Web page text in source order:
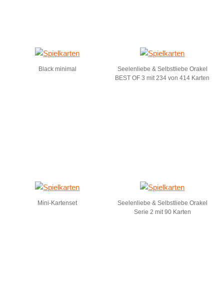
Black minimal
Seelenliebe & Selbstliebe Orakel
BEST OF 3 mit 234 von 414 Karten
Mini-Kartenset
Seelenliebe & Selbstliebe Orakel
Serie 2 mit 90 Karten